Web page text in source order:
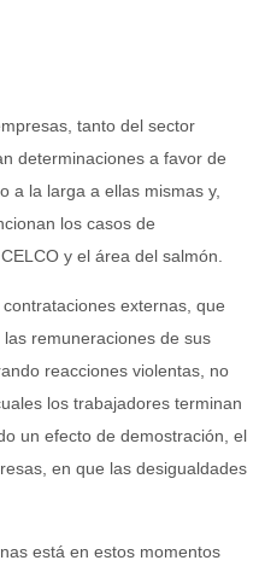
tanto del sector
determinaciones a favor de
a la larga a ellas mismas y,
los casos de
y el área del salmón.
externas, que
remuneraciones de sus
reacciones violentas, no
los trabajadores terminan
un efecto de demostración, el
en que las desigualdades
está en estos momentos